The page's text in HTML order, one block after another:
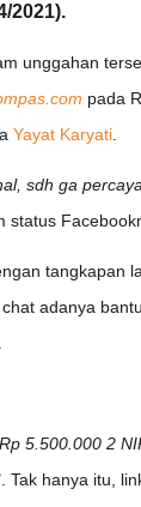
2021).
unggahan
pada
Yayat Karyati.
sdh ga
status
tangkapan
adanya
5.500.000 2
Tak hanya itu,